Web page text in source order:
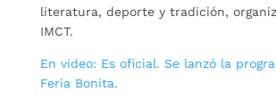
literatura, deporte y tradición,
IMCT.
En video: Es oficial. Se lanzó la
Feria Bonita.